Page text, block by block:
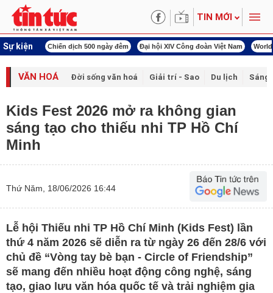
TIN MỚI
Sự kiện
mạng Chiến dịch 500 ngày đêm Đại hội XIV Công đoàn Việt Nam
VĂN HOÁ Đời sống văn hoá Giải trí - Sao Du lịch Sáng
Kids Fest 2026 mở ra không gian
sáng tạo cho thiếu nhi TP Hồ Chí
Minh
Thứ Năm, 18/06/2026 16:44
Lễ hội Thiếu nhi TP Hồ Chí Minh (Kids Fest) lần
thứ 4 năm 2026 sẽ diễn ra từ ngày 26 đến 28/6 với
chủ đề “Vòng tay bè bạn - Circle of Friendship”
sẽ mang đến nhiều hoạt động công nghệ, sáng
tạo, giao lưu văn hóa quốc tế và trải nghiệm gia